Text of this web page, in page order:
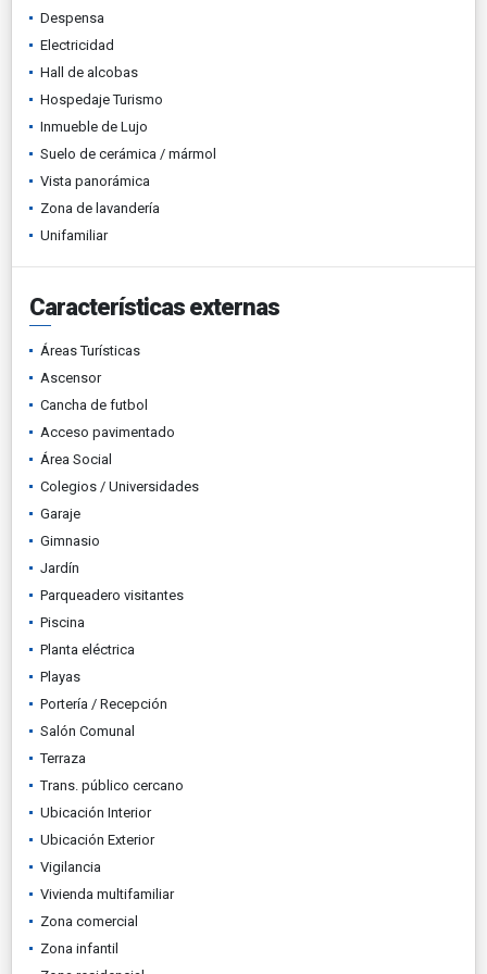
Despensa
Electricidad
Hall de alcobas
Hospedaje Turismo
Inmueble de Lujo
Suelo de cerámica / mármol
Vista panorámica
Zona de lavandería
Unifamiliar
Características externas
Áreas Turísticas
Ascensor
Cancha de futbol
Acceso pavimentado
Área Social
Colegios / Universidades
Garaje
Gimnasio
Jardín
Parqueadero visitantes
Piscina
Planta eléctrica
Playas
Portería / Recepción
Salón Comunal
Terraza
Trans. público cercano
Ubicación Interior
Ubicación Exterior
Vigilancia
Vivienda multifamiliar
Zona comercial
Zona infantil